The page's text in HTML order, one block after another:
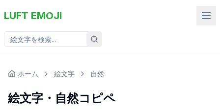
LUFT EMOJI
ホーム 絵文字 自然
絵文字・自然コピペ